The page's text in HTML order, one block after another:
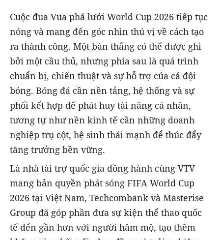
Cuộc đua Vua phá lưới World Cup 2026 tiếp tục
nóng và mang đến góc nhìn thú vị về cách tạo
ra thành công. Một bàn thắng có thể được ghi
bởi một cầu thủ, nhưng phía sau là quá trình
chuẩn bị, chiến thuật và sự hỗ trợ của cả đội
bóng. Bóng đá cần nền tảng, hệ thống và sự
phối kết hợp để phát huy tài năng cá nhân,
tương tự như nền kinh tế cần những doanh
nghiệp trụ cột, hệ sinh thái mạnh để thúc đẩy
tăng trưởng bền vững.
Là nhà tài trợ quốc gia đồng hành cùng VTV
mang bản quyền phát sóng FIFA World Cup
2026 tại Việt Nam, Techcombank và Masterise
Group đã góp phần đưa sự kiện thể thao quốc
tế đến gần hơn với người hâm mộ, tạo thêm